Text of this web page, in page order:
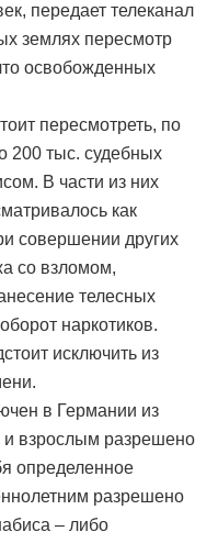
передает телеканал
землях пересмотр
освобожденных
пересмотреть, по
200 тыс. судебных
В части из них
как
совершении других
со взломом,
телесных
наркотиков.
исключить из
в Германии из
взрослым разрешено
определенное
разрешено
– либо